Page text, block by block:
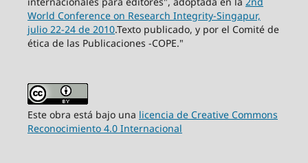
World Conference on Research Integrity-Singapur,
julio 22-24 de 2010.Texto publicado, y por el Comité de
ética de las Publicaciones -COPE."
Este obra está bajo una licencia de Creative Commons
Reconocimiento 4.0 Internacional